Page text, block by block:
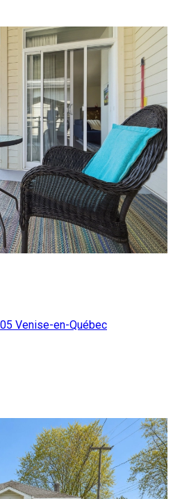
Venise-en-Québec